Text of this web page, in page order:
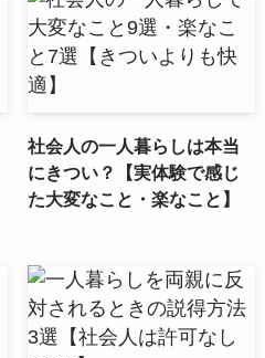
社会人の一人暮らしは本当
にきつい？【実体験で感じ
た大変なこと・楽なこと】